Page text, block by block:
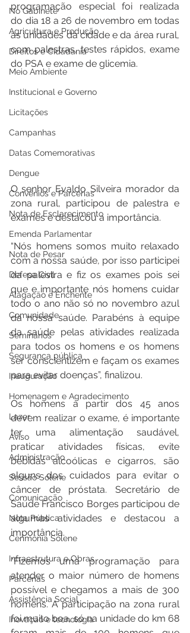
No Gabinete
Agricultura e Produção
Direitos e Cidadania
Meio Ambiente
Institucional e Governo
Licitações
Campanhas
Datas Comemorativas
Dengue
Convênios e Parcerias
Nota de Esclarecimento
Emenda Parlamentar
Nota de Pesar
Defesa Civil
Alagação e Enchente
Comunidade
Seminários
Segurança pública
Inauguração
Homenagem e Agradecimento
Lazer
Aviso
Administração
Sessão Solene
Comunicação
Nota Pública
Cerimônia Solene
Infraestrutura e Obras
Parcerias
Assistência Social
Inovação e tecnologia
programação especial foi realizada
do dia 18 a 26 de novembro em todas
as unidades da cidade e da área rural,
com palestras, testes rápidos, exame
do PSA e exame de glicemia.
O senhor Evaldo Silveira morador da
zona rural, participou de palestra e
exames e destacou a importância.
“Nós homens somos muito relaxado
com a nossa saúde, por isso participei
da palestra e fiz os exames pois sei
que e importante nós homens cuidar
todo o ano não só no novembro azul
da nossa saúde. Parabéns à equipe
da saúde pelas atividades realizada
para todos os homens e os homens
ser conscientizem e façam os exames
para evitar doenças”, finalizou.
Os homens a partir dos 45 anos
devem realizar o exame, é importante
ter uma alimentação saudável,
praticar atividades físicas, evite
bebidas alcoólicas e cigarros, são
alguns dos cuidados para evitar o
câncer de próstata. Secretário de
Saúde Francisco Borges participou de
algumas atividades e destacou a
importância.
“Fizemos uma programação para
atender o maior número de homens
possível e chegamos a mais de 300
homens. A participação na zona rural
foi muito boa, só na unidade do km 68